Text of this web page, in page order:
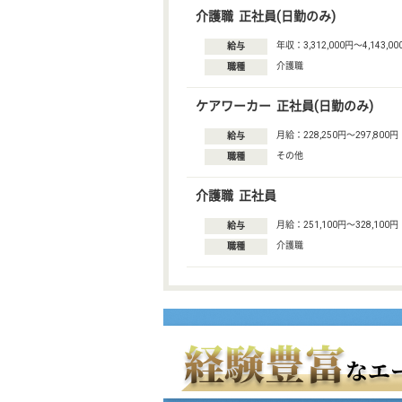
介護職 正社員(日勤のみ)
給与 年収：3,312,000円〜
職種 介護職
ケアワーカー 正社員(日勤のみ)
給与 月給：228,250円〜297,800円
職種 その他
介護職 正社員
給与 月給：251,100円〜328,100円
職種 介護職